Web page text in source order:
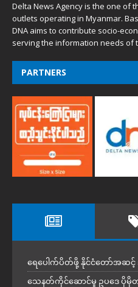
Delta News Agency is the one of
outlets operating in Myanmar.
DNA aims to contribute socio-
serving the information needs of
PARTNERS
ရေပေါက်ပိတ်ဖို့ နိုင်ငံတော်အဆ
သေနတ်ကိုင်ဆောင်မှု ဥပဒေ ပိုမို